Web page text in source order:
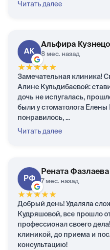
Читать далее
АК
Альфира
8 мес. назад
★★★★★
Замечательная клиника!
Алине Кульдибаевой:
дочь не испугалась,
были у стоматолога
понравилось, ...
Читать далее
РФ
Рената Фазлаева
7 мес. назад
★★★★★
Добрый день! Удаляла
Кудряшовой, все прошло
профессионал своего
клиникой, до приема и
консультацию!